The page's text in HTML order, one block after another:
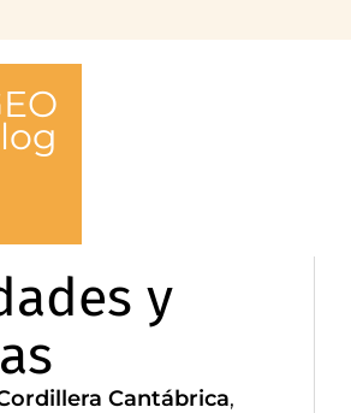
y
Cantábrica,